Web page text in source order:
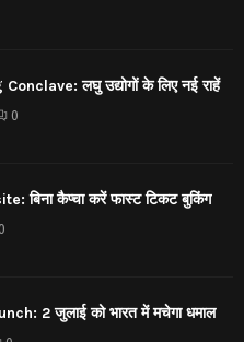
लघु उद्योगों के लिए नई राहें
0
बिना कैप्चा करें फास्ट टिकट बुकिंग
2 जुलाई को भारत में मचेगा धमाल